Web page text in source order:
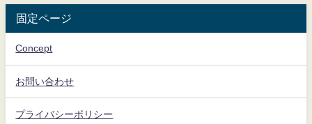
固定ページ
Concept
お問い合わせ
プライバシーポリシー